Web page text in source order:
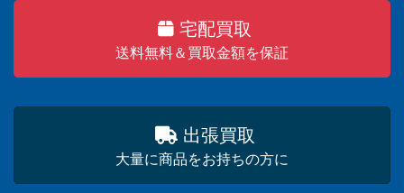
宅配買取
送料無料＆買取金額を保証
出張買取
大量に商品をお持ちの方に